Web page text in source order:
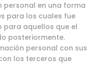
personal en una forma
para los cuales fue
para aquellos que el
posteriormente.
personal con sus
los terceros que